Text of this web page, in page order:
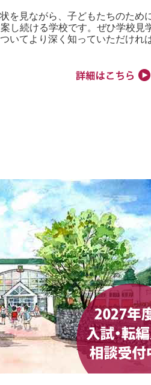
を見ながら、子どもたちのため
し続ける学校です。ぜひ学校見
いてより深く知っていただけれ